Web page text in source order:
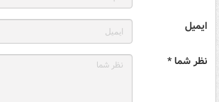
ایمیل
نظر شما *